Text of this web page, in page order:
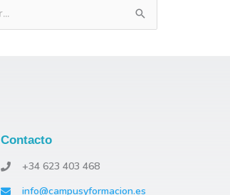
Contacto
+34 623 403 468
info@campusyformacion.es